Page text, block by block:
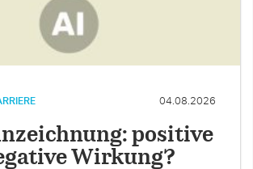
04.08.2026
positive
Wirkung?